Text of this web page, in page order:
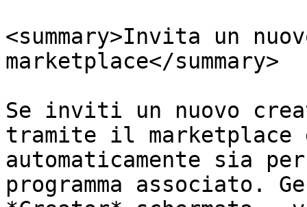
<summary>Invita un
marketplace</summary>
Se inviti un nuovo
tramite il marketplace
automaticamente sia
programma associato.